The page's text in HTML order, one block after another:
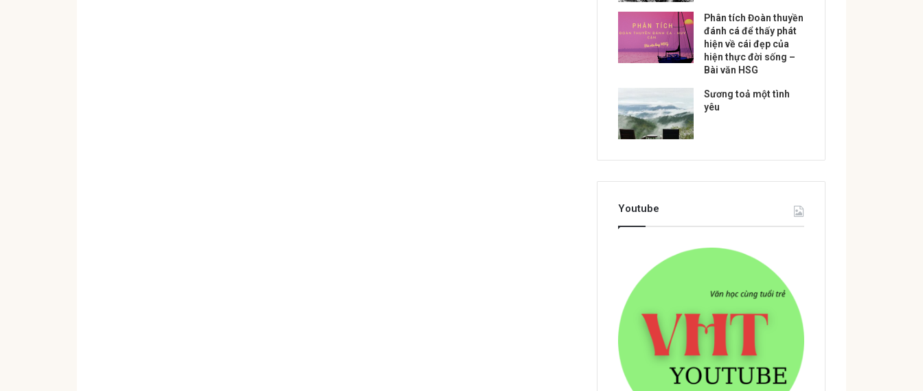
Phân tích Đoàn thuyền
đánh cá để thấy phát
hiện về cái đẹp của
hiện thực đời sống –
Bài văn HSG
Sương toả một tình
yêu
Youtube